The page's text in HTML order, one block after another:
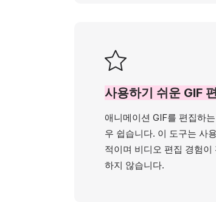
사용하기 쉬운 GIF
애니메이션 GIF를 편집하
우 쉽습니다. 이 도구는 사
적이며 비디오 편집 경험이
하지 않습니다.